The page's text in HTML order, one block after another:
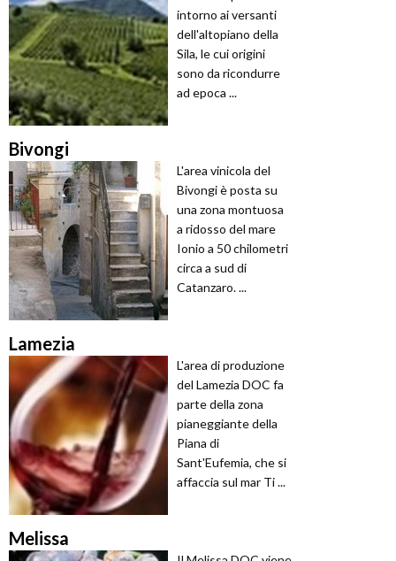
intorno ai versanti
dell'altopiano della
Sila, le cui origini
sono da ricondurre
ad epoca ...
Bivongi
L'area vinicola del
Bivongi è posta su
una zona montuosa
a ridosso del mare
Ionio a 50 chilometri
circa a sud di
Catanzaro. ...
Lamezia
L'area di produzione
del Lamezia DOC fa
parte della zona
pianeggiante della
Piana di
Sant'Eufemia, che si
affaccia sul mar Ti ...
Melissa